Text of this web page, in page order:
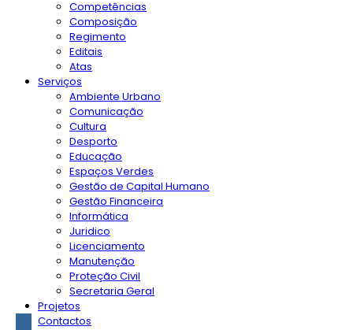
Competências
Composição
Regimento
Editais
Atas
Serviços
Ambiente Urbano
Comunicação
Cultura
Desporto
Educação
Espaços Verdes
Gestão de Capital Humano
Gestão Financeira
Informática
Juridico
Licenciamento
Manutenção
Proteção Civil
Secretaria Geral
Projetos
Contactos